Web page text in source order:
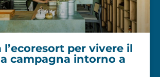
l’ecoresort per vivere il
campagna intorno a